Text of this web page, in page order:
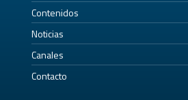
Contenidos
Noticias
Canales
Contacto